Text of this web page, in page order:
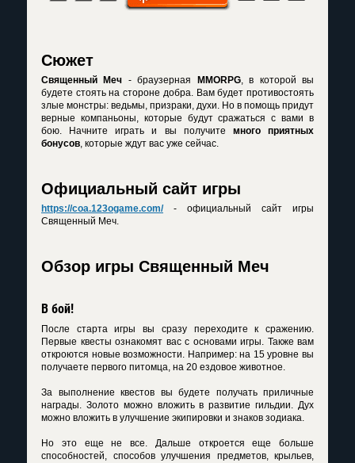
Сюжет
Священный Меч - браузерная MMORPG, в которой вы
будете стоять на стороне добра. Вам будет противостоять
злые монстры: ведьмы, призраки, духи. Но в помощь придут
верные компаньоны, которые будут сражаться с вами в
бою. Начните играть и вы получите много приятных
бонусов, которые ждут вас уже сейчас.
Официальный сайт игры
https://coa.123ogame.com/- официальный сайт игры
Священный Меч.
Обзор игры Священный Меч
В бой!
После старта игры вы сразу переходите к сражению.
Первые квесты ознакомят вас с основами игры. Также вам
откроются новые возможности. Например: на 15 уровне вы
получаете первого питомца, на 20 ездовое животное.
За выполнение квестов вы будете получать приличные
награды. Золото можно вложить в развитие гильдии. Дух
можно вложить в улучшение экипировки и знаков зодиака.
Но это еще не все. Дальше откроется еще больше
способностей, способов улучшения предметов, крыльев,